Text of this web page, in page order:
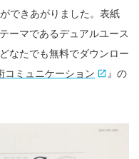
できあがりました。表紙
ーマであるデュアルユース
なたでも無料でダウンロー
コミュニケーション
』の